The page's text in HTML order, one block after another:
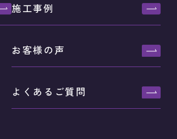
施工事例
お客様の声
よくあるご質問